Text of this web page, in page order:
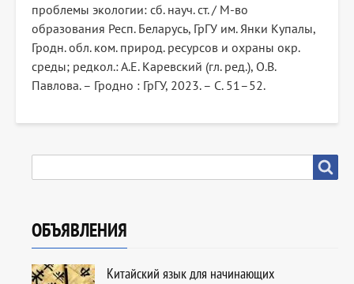
проблемы экологии: сб. науч. ст. / М-во
образования Респ. Беларусь, ГрГУ им. Янки Купалы,
Гродн. обл. ком. природ. ресурсов и охраны окр.
среды; редкол.: А.Е. Каревский (гл. ред.), О.В.
Павлова. – Гродно : ГрГУ, 2023. – С. 51–52.
ОБЪЯВЛЕНИЯ
Китайский язык для начинающих